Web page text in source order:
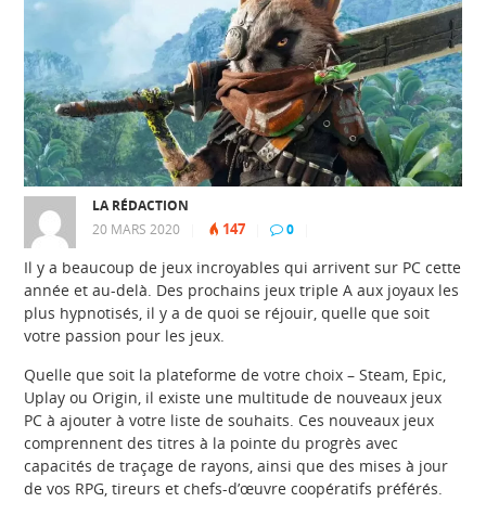
LA RÉDACTION
20 MARS 2020
147 0
Il y a beaucoup de jeux incroyables qui arrivent sur PC cette
année et au-delà. Des prochains jeux triple A aux joyaux les
plus hypnotisés, il y a de quoi se réjouir, quelle que soit
votre passion pour les jeux.
Quelle que soit la plateforme de votre choix – Steam, Epic,
Uplay ou Origin, il existe une multitude de nouveaux jeux
PC à ajouter à votre liste de souhaits. Ces nouveaux jeux
comprennent des titres à la pointe du progrès avec
capacités de traçage de rayons, ainsi que des mises à jour
de vos RPG, tireurs et chefs-d’œuvre coopératifs préférés.